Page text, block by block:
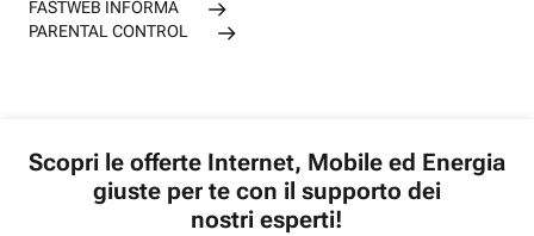
FASTWEB INFORMA
PARENTAL CONTROL
Scopri le offerte Internet, Mobile ed Energia
giuste per te con il supporto dei
nostri esperti!